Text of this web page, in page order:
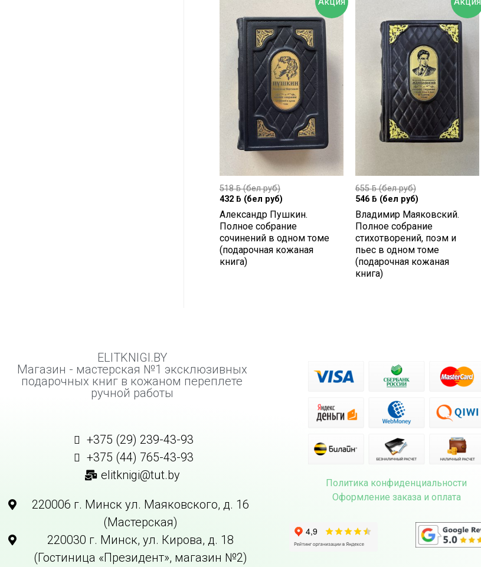
518ƃ(бел руб)
432 ƃ (бел руб)
Александр Пушкин.
Полное собрание
сочинений в одном томе
(подарочная кожаная
книга)
655ƃ(бел руб)
546 ƃ (бел руб)
Владимир Маяковский.
Полное собрание
стихотворений, поэм и
пьес в одном томе
(подарочная кожаная
книга)
ELITKNIGI.BY
Магазин - мастерская №1 эксклюзивных
подарочных книг в кожаном переплете
ручной работы
+375 (29) 239-43-93
+375 (44) 765-43-93
elitknigi@tut.by
220006 г. Минск ул. Маяковского, д. 16
(Мастерская)
220030 г. Минск, ул. Кирова, д. 18
(Гостиница «Президент», магазин №2)
Политика конфиденциальности
Оформление заказа и оплата